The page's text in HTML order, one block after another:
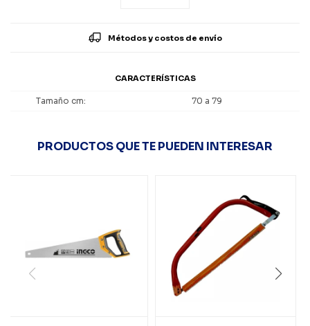
Métodos y costos de envío
CARACTERÍSTICAS
Tamaño cm 70 a 79
PRODUCTOS QUE TE PUEDEN INTERESAR